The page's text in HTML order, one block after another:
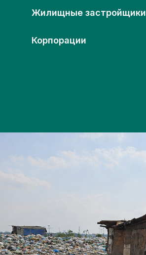
Жилищные застройщики
Корпорации